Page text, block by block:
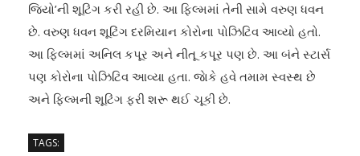
જિયો’ની શૂટિંગ કરી રહી છે. આ ફિલ્મમાં તેની સામે વરુણ ધવન
છે. વરુણ ધવન શૂટિંગ દરમિયાન કોરોના પોઝિટિવ આવ્યો હતો.
આ ફિલ્મમાં અનિલ કપૂર અને નીતૂ કપૂર પણ છે. આ બંને સ્ટાર્સ
પણ કોરોના પોઝિટિવ આવ્યા હતા. જાેકે હવે તમામ સ્વસ્થ છે
અને ફિલ્મની શૂટિંગ ફરી શરૂ થઈ ચૂકી છે.
TAGS: